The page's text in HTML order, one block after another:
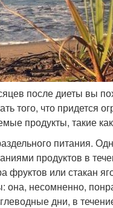
после диеты вы
того, что придется
продукты, такие
питания.
продуктов в
фруктов или стакан
она, несомненно,
дни, в